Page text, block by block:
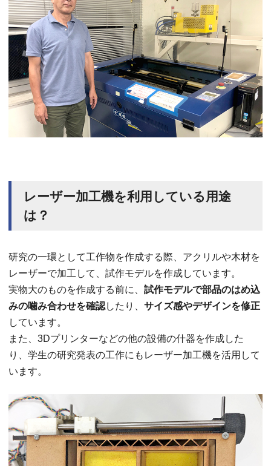
レーザー加工機を利用している用途
は？
研究の一環として工作物を作成する際、アクリルや木材を
レーザーで加工して、試作モデルを作成しています。
実物大のものを作成する前に、 試作モデルで部品のはめ込
みの噛み合わせを確認したり、 サイズ感やデザインを修正
しています。
また、3Dプリンターなどの他の設備の什器を作成した
り、学生の研究発表の工作にもレーザー加工機を活用して
います。